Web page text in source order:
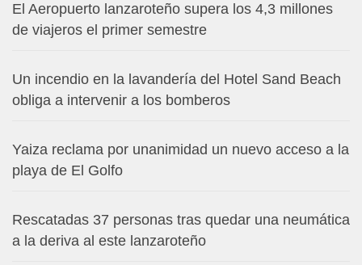
El Aeropuerto lanzaroteño supera los 4,3 millones
de viajeros el primer semestre
Un incendio en la lavandería del Hotel Sand Beach
obliga a intervenir a los bomberos
Yaiza reclama por unanimidad un nuevo acceso a la
playa de El Golfo
Rescatadas 37 personas tras quedar una neumática
a la deriva al este lanzaroteño